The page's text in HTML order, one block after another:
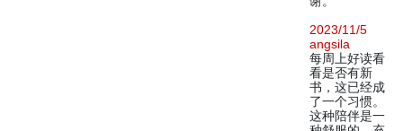
2023/11/5
angsila
每周上好读看
看是否有新
书，这已经成
了一个习惯。
这种陪伴是一